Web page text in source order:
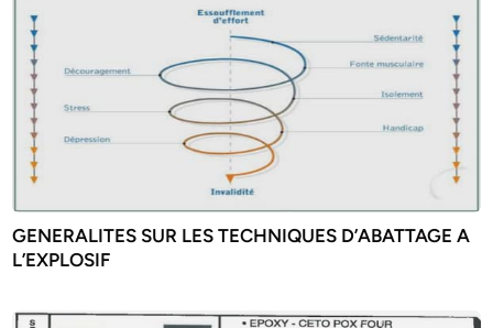
GENERALITES SUR LES TECHNIQUES D’ABATTAGE A
L’EXPLOSIF